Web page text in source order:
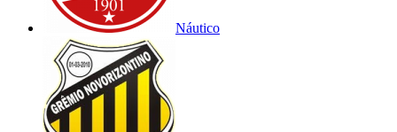
Náutico